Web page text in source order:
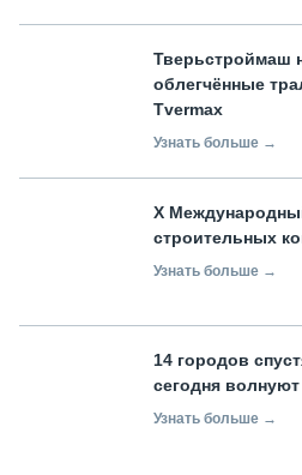
Тверьстроймаш
облегчённые
Tvermax
Узнать больше →
X
строительных
Узнать больше →
14 городов
сегодня
Узнать больше →